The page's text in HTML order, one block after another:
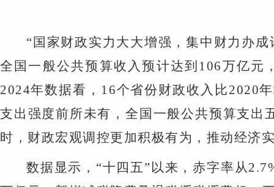
“ 国家财政实力大大增强，集中财力办
全国一般公共预算收入预计达到 106万亿元
2024年数据看， 16个省份财政收入比2020
支出强度前所未有，全国一般公共预算支出
时，财政宏观调控更加积极有为，推动经济
数据显示， “十四五” 以来，赤字率从